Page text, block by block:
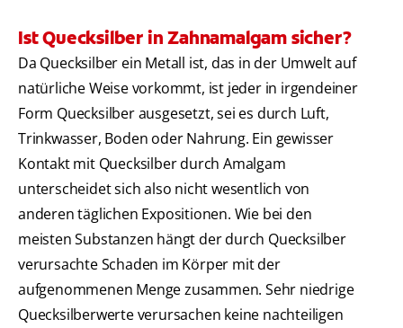
Ist Quecksilber in Zahnamalgam sicher?
Da Quecksilber ein Metall ist, das in der Umwelt auf
natürliche Weise vorkommt, ist jeder in irgendeiner
Form Quecksilber ausgesetzt, sei es durch Luft,
Trinkwasser, Boden oder Nahrung. Ein gewisser
Kontakt mit Quecksilber durch Amalgam
unterscheidet sich also nicht wesentlich von
anderen täglichen Expositionen. Wie bei den
meisten Substanzen hängt der durch Quecksilber
verursachte Schaden im Körper mit der
aufgenommenen Menge zusammen. Sehr niedrige
Quecksilberwerte verursachen keine nachteiligen